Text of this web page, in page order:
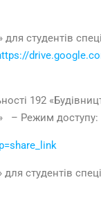
студентів
192
– Режим доступу:
студентів